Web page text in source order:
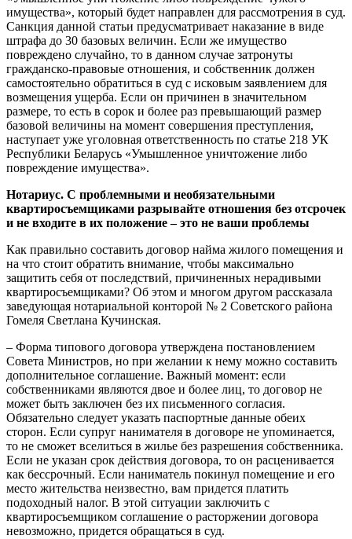
имущества», который будет направлен для рассмотрения в суд.
Санкция данной статьи предусматривает наказание в виде
штрафа до 30 базовых величин. Если же имущество
повреждено случайно, то в данном случае затронуты
гражданско-правовые отношения, и собственник должен
самостоятельно обратиться в суд с исковым заявлением для
возмещения ущерба. Если он причинен в значительном
размере, то есть в сорок и более раз превышающий размер
базовой величины на момент совершения преступления,
наступает уже уголовная ответственность по статье 218 УК
Республики Беларусь «Умышленное уничтожение либо
повреждение имущества».
Нотариус. С проблемными и необязательными
квартиросъемщиками разрывайте отношения без отсрочек
и не входите в их положение – это не ваши проблемы
Как правильно составить договор найма жилого помещения и
на что стоит обратить внимание, чтобы максимально
защитить себя от последствий, причиненных нерадивыми
квартиросъемщиками? Об этом и многом другом рассказала
заведующая нотариальной конторой № 2 Советского района
Гомеля Светлана Кучинская.
– Форма типового договора утверждена постановлением
Совета Министров, но при желании к нему можно составить
дополнительное соглашение. Важный момент: если
собственниками являются двое и более лиц, то договор не
может быть заключен без их письменного согласия.
Обязательно следует указать паспортные данные обеих
сторон. Если супруг нанимателя в договоре не упоминается,
то не сможет вселиться в жилье без разрешения собственника.
Если не указан срок действия договора, то он расценивается
как бессрочный. Если наниматель покинул помещение и его
место жительства неизвестно, вам придется платить
подоходный налог. В этой ситуации заключить с
квартиросъемщиком соглашение о расторжении договора
невозможно, придется обращаться в суд.